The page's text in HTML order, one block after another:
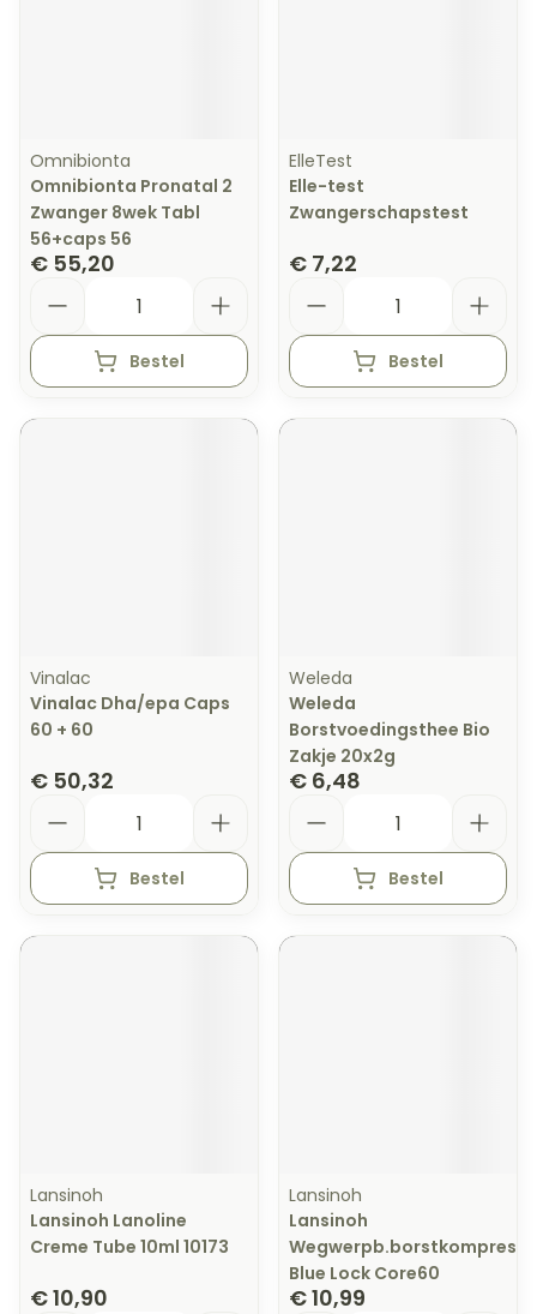
Omnibionta
Omnibionta Pronatal 2
Zwanger 8wek Tabl
56+caps 56
€ 55,20
Bestel
ElleTest
Elle-test
Zwangerschapstest
€ 7,22
Bestel
Vinalac
Vinalac Dha/epa Caps
60 + 60
€ 50,32
Bestel
Weleda
Weleda
Borstvoedingsthee Bio
Zakje 20x2g
€ 6,48
Bestel
Lansinoh
Lansinoh Lanoline
Creme Tube 10ml 10173
€ 10,90
Lansinoh
Lansinoh
Blue Lock Core60
€ 10,99